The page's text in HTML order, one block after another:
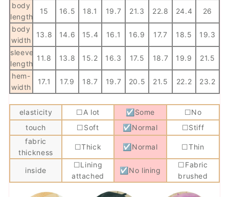
body
length
15 16.5 18.1 19.7 21.3 22.8 24.4 26
body
width
13.8 14.6 15.4 16.1 16.9 17.7 18.5 19.3
sleeve
length
11.8 13.8 15.2 16.3 17.5 18.7 19.9 21.5
hem-
width
17.1 17.9 18.7 19.7 20.5 21.5 22.2 23.2
elasticity ☐A lot ☑Some
☐No
touch
☐Soft ☑Normal
☐Stiff
fabric
thickness
☐Thick ☑Normal ☐Thin
inside
☐Lining
attached
☑No lining
☐Fabric
brushed